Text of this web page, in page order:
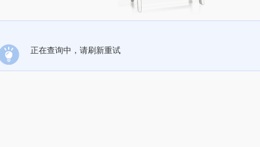
正在查询中，请刷新重试